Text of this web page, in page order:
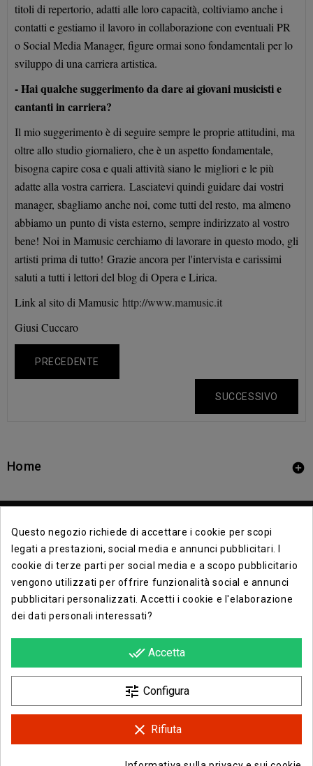
titoli di repertorio, adatti alle loro capacità, coltiviamo anche i
contatti e gestiamo il lavoro in collaborazione con eventuali PR
o Social Media Manager, figure ormai sono fondamentali per lo
sviluppo di una carriera artistica.
- Hai qualche suggerimento da dare ai giovani musicisti e
cantanti in carriera?
Il mio suggerimento è di seguire sempre le proprie attitudini, ma
oltre allo studio giornaliero, che è un aspetto fondamentale,
bisogna capire cosa e quali attività siano le migliori e le più
adatte alla vostra carriera. Lasciatevi quindi guidare dai vostri
manager, sbagliamo anche noi, come tutti del resto, ma almeno
abbiamo un punto di vista esterno, sempre indirizzato al vostro
bene! Noi in Mamusic cerchiamo di lavorare in questo modo, gli
artisti prima di tutto! Grazie ancora per l'intervista e carissimi
saluti a tutti i lettori del blog di Opera e Lirica.
Link al sito di Mamusic http://www.mamusic.it
Giusi Cuccaro
PRECEDENTE
SUCCESSIVO
Home 
Contact Info 
Opera E Lirica Agenzia Di Eventi
FacebookInstagram
Questo negozio richiede di accettare i cookie per scopi
legati a prestazioni, social media e annunci pubblicitari. I
cookie di terze parti per social media e a scopo pubblicitario
vengono utilizzati per offrire funzionalità social e annunci
pubblicitari personalizzati. Accetti i cookie e l'elaborazione
dei dati personali interessati?
done_all Accetta
tune Configura
clear Rifiuta